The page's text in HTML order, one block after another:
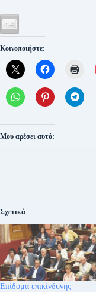
Κοινοποιήστε:
Μου αρέσει αυτό:
Σχετικά
Επίδομα επικίνδυνης